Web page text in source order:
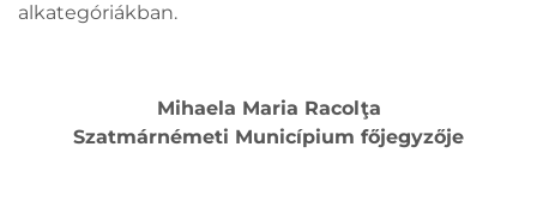
alkategóriákban.
Mihaela Maria Racolţa
Szatmárnémeti Municípium főjegyzője